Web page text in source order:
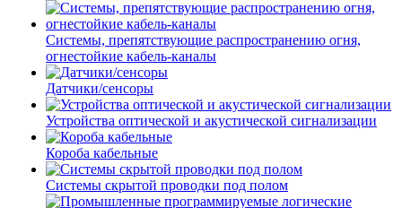
Системы, препятствующие распространению огня,
огнестойкие кабель-каналы
Датчики/сенсоры
Устройства оптической и акустической сигнализации
Короба кабельные
Системы скрытой проводки под полом